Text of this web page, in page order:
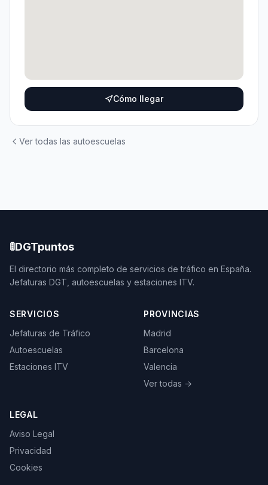
Cómo llegar
Ver todas las autoescuelas
🚦DGTpuntos
El directorio más completo de servicios de tráfico en España.
Jefaturas DGT, autoescuelas y estaciones ITV.
SERVICIOS
Jefaturas de Tráfico
Autoescuelas
Estaciones ITV
PROVINCIAS
Madrid
Barcelona
Valencia
Ver todas →
LEGAL
Aviso Legal
Privacidad
Cookies